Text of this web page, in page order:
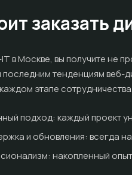
заказать
в Москве, вы получите не
тенденциям веб-
этапе сотрудничества.
подход: каждый проект
и обновления: всегда
накопленный